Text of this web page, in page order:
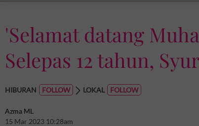
'Selamat datang
Selepas 12 tahun,
HIBURAN LOKAL
Azma ML
15 Mar 2023 10:28am